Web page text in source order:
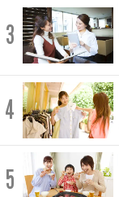
3
4
5